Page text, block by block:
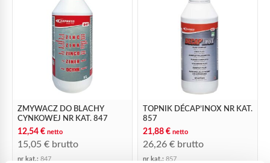
ZMYWACZ DO BLACHY
CYNKOWEJ NR KAT. 847
12,54 € netto
15,05 € brutto
nr kat.: 847
TOPNIK DÉCAP’INOX NR KAT.
857
21,88 € netto
26,26 € brutto
nr kat.: 857